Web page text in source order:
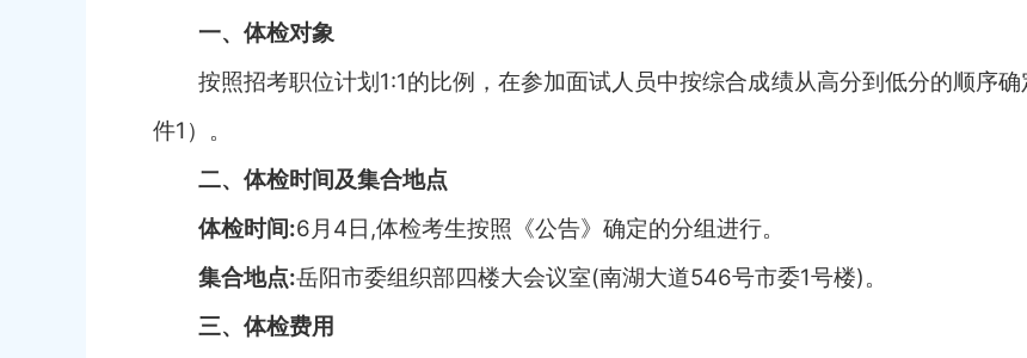
一、体检对象
按照招考职位计划 1:1的比例，在参加面试人员中按综合成绩从高分到低分的顺序
件1）。
二、体检时间及集合地点
体检时间:6月4日,体检考生按照《公告》确定的分组进行。
集合地点:岳阳市委组织部四楼大会议室(南湖大道546号市委1号楼)。
三、体检费用